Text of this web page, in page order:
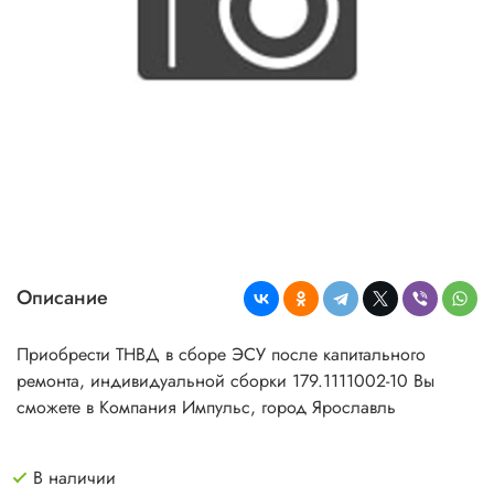
Описание
Приобрести ТНВД в сборе ЭСУ после капитального
ремонта, индивидуальной сборки 179.1111002-10 Вы
сможете в Компания Импульс, город Ярославль
В наличии